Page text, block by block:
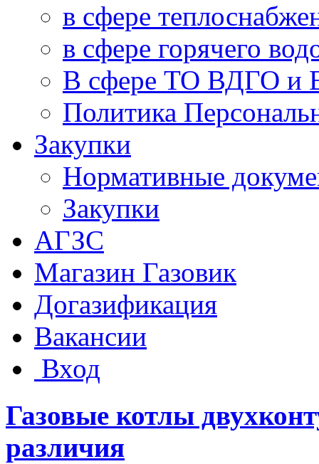
в сфере
в сфере горячего
В сфере ТО ВДГО и
Политика
Закупки
Нормативные
Закупки
АГЗС
Магазин Газовик
Догазификация
Вакансии
Вход
Газовые котлы
различия